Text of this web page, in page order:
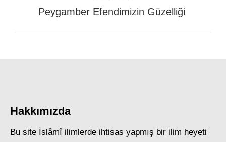
Next
Peygamber Efendimizin Güzelliği
Hakkımızda
Bu site İslâmî ilimlerde ihtisas yapmış bir ilim heyeti